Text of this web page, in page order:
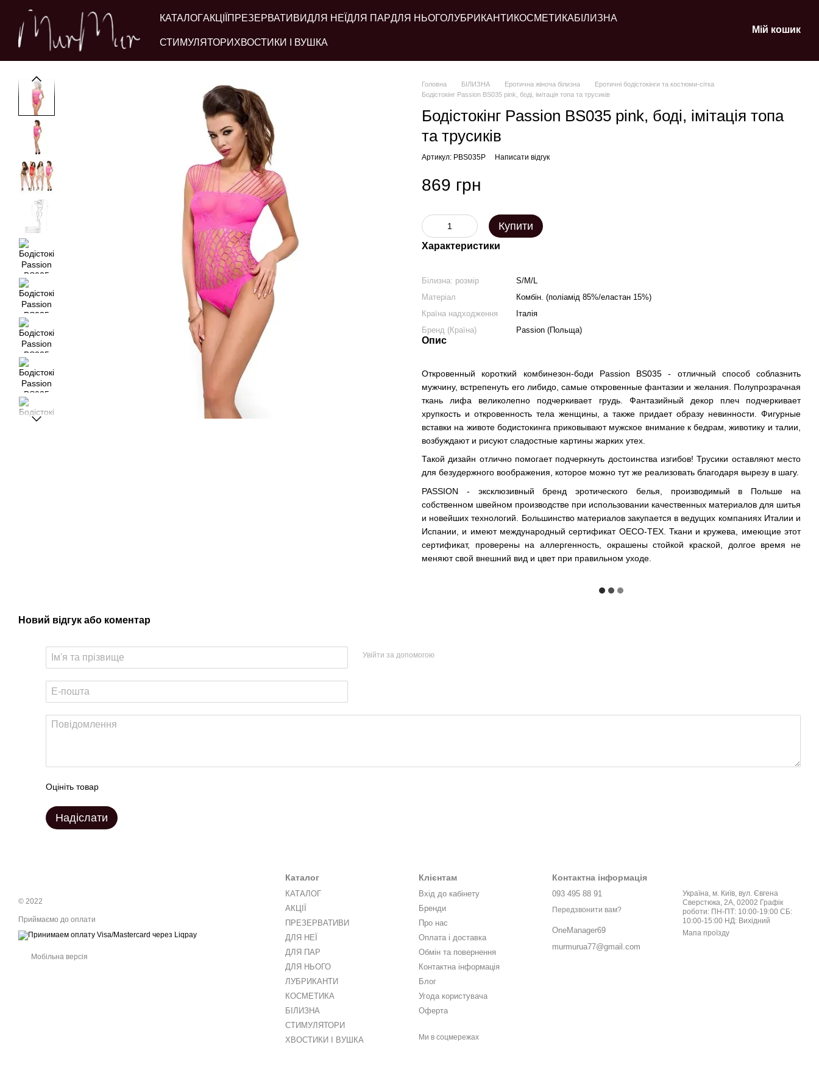
Перейти до основного контенту
КАТАЛОГАКЦІЇ ПРЕЗЕРВАТИВИДЛЯ НЕЇ ДЛЯ ПАРДЛЯ НЬОГОЛУБРИКАНТИ КОСМЕТИКАБІЛИЗНА
СТИМУЛЯТОРИ ХВОСТИКИ І ВУШКА
Мій кошик
Головна БІЛИЗНА Еротична жіноча білизна
Еротичні бодістокінги та костюми-сітка
Бодістокінг Passion BS035 pink, боді, імітація топа та трусиків
Бодістокінг Passion BS035 pink, боді, імітація топа
та трусиків
Артикул: PBS035P Написати відгук
869 грн
Купити
Характеристики
Білизна: розмір
S/M/L
Матеріал
Комбін. (поліамід 85%/еластан 15%)
Країна надходження
Італія
Бренд (Країна)
Passion (Польща)
Опис
Откровенный короткий комбинезон-боди Passion BS035 - отличный способ соблазнить
мужчину, встрепенуть его либидо, самые откровенные фантазии и желания. Полупрозрачная
ткань лифа великолепно подчеркивает грудь. Фантазийный декор плеч подчеркивает
хрупкость и откровенность тела женщины, а также придает образу невинности. Фигурные
вставки на животе бодистокинга приковывают мужское внимание к бедрам, животику и талии,
возбуждают и рисуют сладостные картины жарких утех.
Такой дизайн отлично помогает подчеркнуть достоинства изгибов! Трусики оставляют место
для безудержного воображения, которое можно тут же реализовать благодаря вырезу в шагу.
PASSION - эксклюзивный бренд эротического белья, производимый в Польше на
собственном швейном производстве при использовании качественных материалов для шитья
и новейших технологий. Большинство материалов закупается в ведущих компаниях Италии и
Испании, и имеют международный сертификат OECO-TEX. Ткани и кружева, имеющие этот
сертификат, проверены на аллергенность, окрашены стойкой краской, долгое время не
меняют свой внешний вид и цвет при правильном уходе.
Новий відгук або коментар
Увійти за допомогою
Оцініть товар
Надіслати
© 2022
Приймаємо до оплати
Мобільна версія
Каталог
КАТАЛОГ
АКЦІЇ
ПРЕЗЕРВАТИВИ
ДЛЯ НЕЇ
ДЛЯ ПАР
ДЛЯ НЬОГО
ЛУБРИКАНТИ
КОСМЕТИКА
БІЛИЗНА
СТИМУЛЯТОРИ
ХВОСТИКИ І ВУШКА
Клієнтам
Вхід до кабінету
Бренди
Про нас
Оплата і доставка
Обмін та повернення
Контактна інформація
Блог
Угода користувача
Оферта
Ми в соцмережах
Контактна інформація
093 495 88 91
Передзвонити вам?
OneManager69
murmurua77@gmail.com
Україна, м. Київ, вул. Євгена
Сверстюка, 2А, 02002 Графік
роботи: ПН-ПТ: 10:00-19:00 СБ:
10:00-15:00 НД: Вихідний
Мапа проїзду